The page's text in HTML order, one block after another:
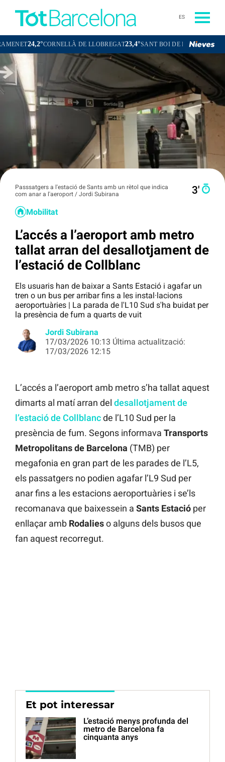
ES
24,2°CORNELLÀ DE LLOBREGAT23,4°SANT BOI DE LLOBREGAT23,8°
Passsatgers a l'estació de Sants amb un rètol que indica
com anar a l'aeroport / Jordi Subirana
3′
Mobilitat
L’accés a l’aeroport amb metro
tallat arran del desallotjament de
l’estació de Collblanc
Els usuaris han de baixar a Sants Estació i agafar un
tren o un bus per arribar fins a les instal·lacions
aeroportuàries | La parada de l'L10 Sud s'ha buidat per
la presència de fum a quarts de vuit
Jordi Subirana
17/03/2026 10:13 Última actualització:
17/03/2026 12:15
L’accés a l’aeroport amb metro s’ha tallat aquest
dimarts al matí arran del desallotjament de
l’estació de Collblancde l’L10 Sud per la
presència de fum. Segons informava Transports
Metropolitans de Barcelona (TMB) per
megafonia en gran part de les parades de l’L5,
els passatgers no podien agafar l’L9 Sud per
anar fins a les estacions aeroportuàries i se’ls
recomanava que baixessein a Sants Estació per
enllaçar amb Rodalieso alguns dels busos que
fan aquest recorregut.
Et pot interessar
L’estació menys profunda del
metro de Barcelona fa
cinquanta anys